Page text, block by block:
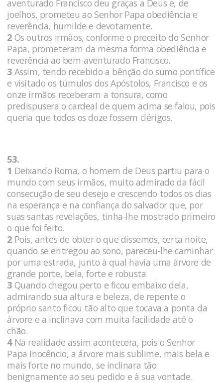
aventurado Francisco deu graças a Deus e, de
joelhos, prometeu ao Senhor Papa obediência e
reverência, humilde e devotamente.
2 Os outros irmãos, conforme o preceito do Senhor
Papa, prometeram da mesma forma obediência e
reverência ao bem-aventurado Francisco.
3 Assim, tendo recebido a bênção do sumo pontífice
e visitado os túmulos dos Apóstolos, Francisco e os
onze irmãos receberam a tonsura, como
predispusera o cardeal de quem acima se falou, pois
queria que todos os doze fossem clérigos.
53.
1 Deixando Roma, o homem de Deus partiu para o
mundo com seus irmãos, muito admirado da fácil
consecução de seu desejo e crescendo todos os dias
na esperança e na confiança do salvador que, por
suas santas revelações, tinha-lhe mostrado primeiro
o que foi feito.
2 Pois, antes de obter o que dissemos, certa noite,
quando se entregou ao sono, pareceu-lhe caminhar
por uma estrada, junto à qual havia uma árvore de
grande porte, bela, forte e robusta.
3 Quando chegou perto e ficou embaixo dela,
admirando sua altura e beleza, de repente o
próprio santo ficou tão alto que tocava a ponta da
árvore e a inclinava com muita facilidade até o
chão.
4Na realidade assim acontecera, pois o Senhor
Papa Inocêncio, a árvore mais sublime, mais bela e
mais forte no mundo, se inclinara tão
benignamente ao seu pedido e à sua vontade.